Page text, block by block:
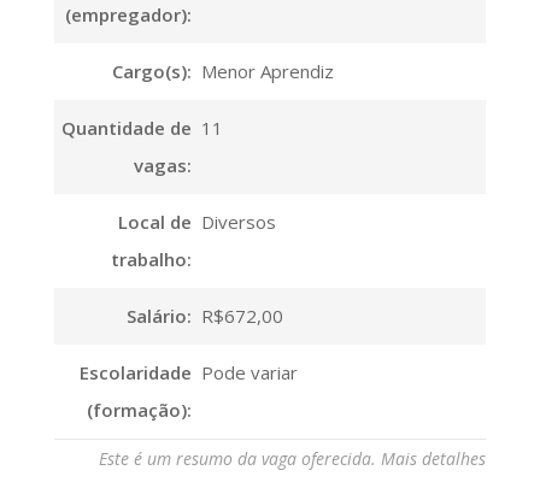
(empregador):
Cargo(s): Menor Aprendiz
Quantidade de
vagas:
11
Local de
trabalho:
Diversos
Salário: R$672,00
Escolaridade
(formação):
Pode variar
Este é um resumo da vaga oferecida. Mais detalhes